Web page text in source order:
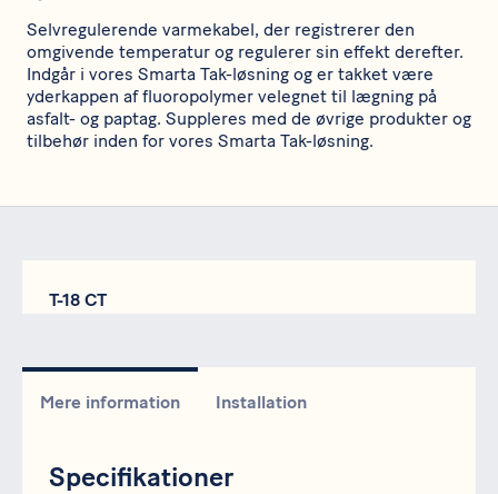
Selvregulerende varmekabel, der registrerer den
omgivende temperatur og regulerer sin effekt derefter.
Indgår i vores Smarta Tak-løsning og er takket være
yderkappen af fluoropolymer velegnet til lægning på
asfalt- og paptag. Suppleres med de øvrige produkter og
tilbehør inden for vores Smarta Tak-løsning.
T-18 CT
Mere information Installation
Specifikationer